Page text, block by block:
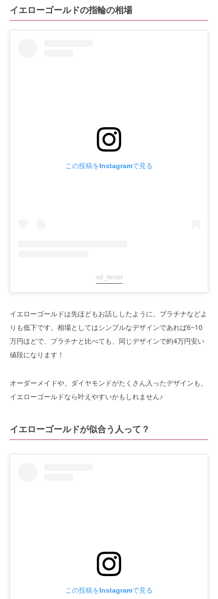
イエローゴールドの指輪の相場
この投稿をInstagramで見る
sd_leciel
イエローゴールドは先ほどもお話ししたように、プラチナなどよ
りも低下です。相場としてはシンプルなデザインであれば6~10
万円ほどで、プラチナと比べても、同じデザインで約4万円安い
値段になります！
オーダーメイドや、ダイヤモンドがたくさん入ったデザインも、
イエローゴールドなら叶えやすいかもしれません♪
イエローゴールドが似合う人って？
この投稿をInstagramで見る